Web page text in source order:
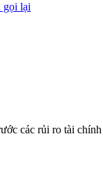
gọi lại
các rủi ro tài